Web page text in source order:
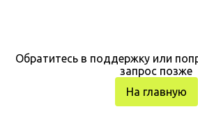
Обратитесь в поддержку или
запрос позже
На главную